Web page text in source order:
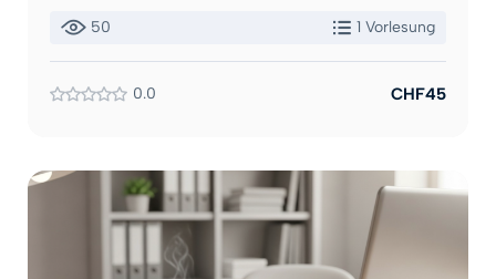
50 1 Vorlesung
0.0 CHF45